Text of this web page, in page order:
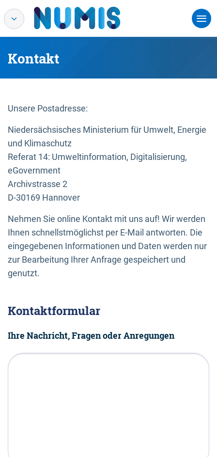
Kontakt
Unsere Postadresse:
Niedersächsisches Ministerium für Umwelt, Energie
und Klimaschutz
Referat 14: Umweltinformation, Digitalisierung,
eGovernment
Archivstrasse 2
D-30169 Hannover
Nehmen Sie online Kontakt mit uns auf! Wir werden
Ihnen schnellstmöglichst per E-Mail antworten. Die
eingegebenen Informationen und Daten werden nur
zur Bearbeitung Ihrer Anfrage gespeichert und
genutzt.
Kontaktformular
Ihre Nachricht, Fragen oder Anregungen